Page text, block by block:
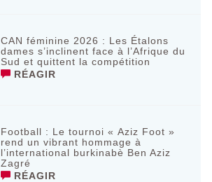
CAN féminine 2026 : Les Étalons
dames s’inclinent face à l’Afrique du
Sud et quittent la compétition
RÉAGIR
Football : Le tournoi « Aziz Foot »
rend un vibrant hommage à
l’international burkinabè Ben Aziz
Zagré
RÉAGIR